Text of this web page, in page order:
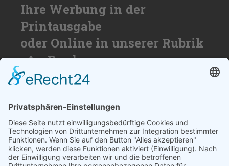
Ihre Werbung in der
Printausgabe
oder Online in unserer Rubrik
»An Bord«
Nutzen Sie die Reichweite von über
50.000 Haushalten für Ihren Erfolg. Wir
beraten Sie gerne und erstellen ihnen ein
individuelles Angebot.
SCHREIBEN SIE UNS